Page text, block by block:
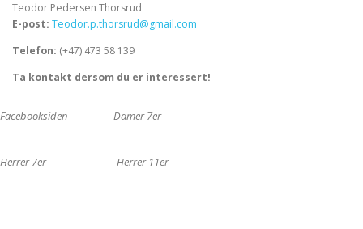
Teodor Pedersen Thorsrud
E-post: Teodor.p.thorsrud@gmail.com
Telefon: (+47) 473 58 139
Ta kontakt dersom du er interessert!
Facebooksiden Damer 7er
Herrer 7er Herrer 11er